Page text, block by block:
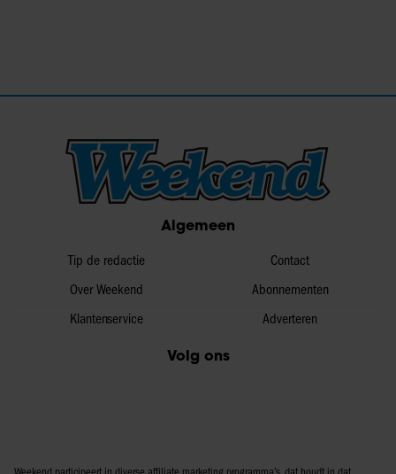
Algemeen
Tip de redactie
Over Weekend
Klantenservice
Contact
Abonnementen
Adverteren
Volg ons